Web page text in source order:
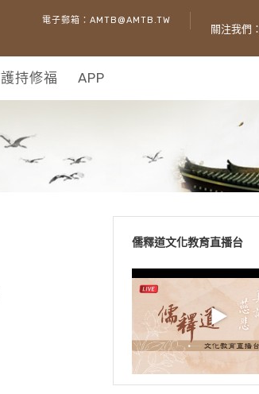
電子郵箱：AMTB@AMTB.TW
關注我們：
護持修福 APP
儒釋道文化教育直播台